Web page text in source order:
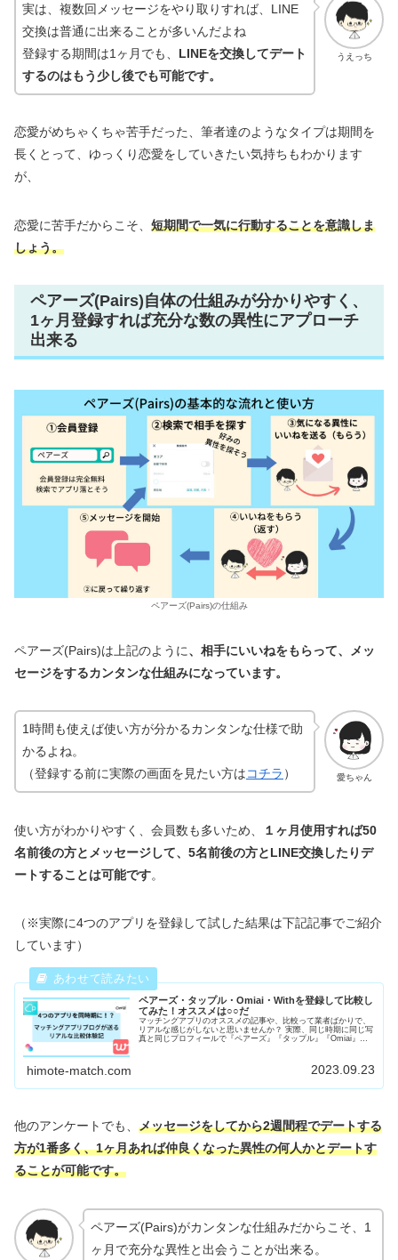
うえっち
実は、複数回メッセージをやり取りすれば、LINE
交換は普通に出来ることが多いんだよね
登録する期間は1ヶ月でも、 LINEを交換してデート
するのはもう少し後でも可能です。
恋愛がめちゃくちゃ苦手だった、筆者達のようなタイプは期間を
長くとって、ゆっくり恋愛をしていきたい気持ちもわかります
が、
恋愛に苦手だからこそ、 短期間で一気に行動することを意識しま
しょう。
ペアーズ(Pairs)自体の仕組みが分かりやすく、
1ヶ月登録すれば充分な数の異性にアプローチ
出来る
ペアーズ(Pairs)の仕組み
ペアーズ(Pairs)は上記のように、相手にいいねをもらって、メッ
セージをするカンタンな仕組みになっています。
愛ちゃん
1時間も使えば使い方が分かるカンタンな仕様で助
かるよね。
（登録する前に実際の画面を見たい方はコチラ ）
使い方がわかりやすく、会員数も多いため、
１ヶ月使用すれば50
名前後の方とメッセージして、5名前後の方とLINE交換したりデ
ートすることは可能です。
（※実際に4つのアプリを登録して試した結果は下記記事でご紹介
しています）
ペアーズ・タップル・Omiai・Withを登録して比較し
てみた！オススメは○○だ
マッチングアプリのオススメの記事や、比較って業者ばかりで、
リアルな感じがしないと思いませんか？ 実際、同じ時期に同じ写
真と同じプロフィールで『ペアーズ』『タップル』『Omiai』
る方は、当記事を読むことでリアルな結果から最適なマッチング
アプリが選べるようになりますよ！ ぜひ御覧ください！
himote-match.com 2023.09.23
他のアンケートでも、 メッセージをしてから2週間程でデートする
方が1番多く、1ヶ月あれば仲良くなった異性の何人かとデートす
ることが可能です。
ペアーズ(Pairs)がカンタンな仕組みだからこそ、1
ヶ月で充分な異性と出会うことが出来る。